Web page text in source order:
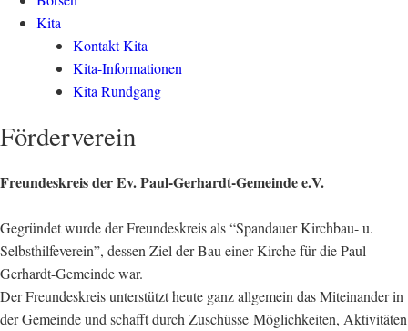
Kita
Kontakt Kita
Kita-Informationen
Kita Rundgang
Förderverein
Freundeskreis der Ev. Paul-Gerhardt-Gemeinde e.V.
Gegründet wurde der Freundeskreis als “Spandauer Kirchbau- u.
Selbsthilfeverein”, dessen Ziel der Bau einer Kirche für die Paul-
Gerhardt-Gemeinde war.
Der Freundeskreis unterstützt heute ganz allgemein das Miteinander in
der Gemeinde und schafft durch Zuschüsse Möglichkeiten, Aktivitäten